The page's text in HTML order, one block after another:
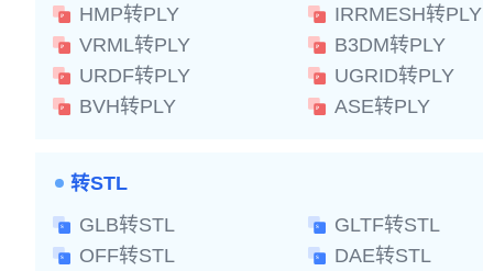
HMP转PLY
IRRMESH转PLY
VRML转PLY
B3DM转PLY
URDF转PLY
UGRID转PLY
BVH转PLY
ASE转PLY
转STL
GLB转STL
GLTF转STL
OFF转STL
DAE转STL